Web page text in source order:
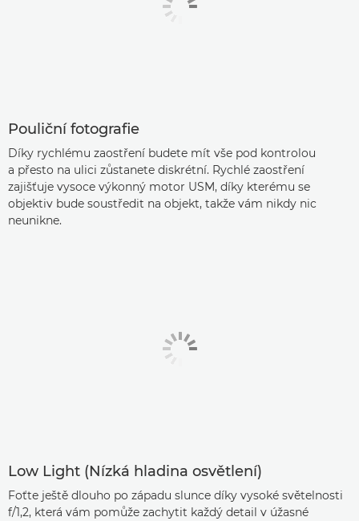
Pouliční fotografie
Díky rychlému zaostření budete mít vše pod kontrolou
a přesto na ulici zůstanete diskrétní. Rychlé zaostření
zajišťuje vysoce výkonný motor USM, díky kterému se
objektiv bude soustředit na objekt, takže vám nikdy nic
neunikne.
Low Light (Nízká hladina osvětlení)
Foťte ještě dlouho po západu slunce díky vysoké světelnosti
f/1,2, která vám pomůže zachytit každý detail v úžasné